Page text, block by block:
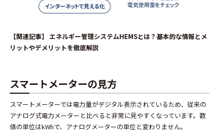
【関連記事】 エネルギー管理システムHEMSとは？基本的な情報とメ
リットやデメリットを徹底解説
スマートメーターの見方
スマートメーターでは電力量がデジタル表示されているため、従来の
アナログ式電力メーターと比べると非常に見やすくなっています。数
値の単位はkWhで、アナログメーターの単位と変わりません。